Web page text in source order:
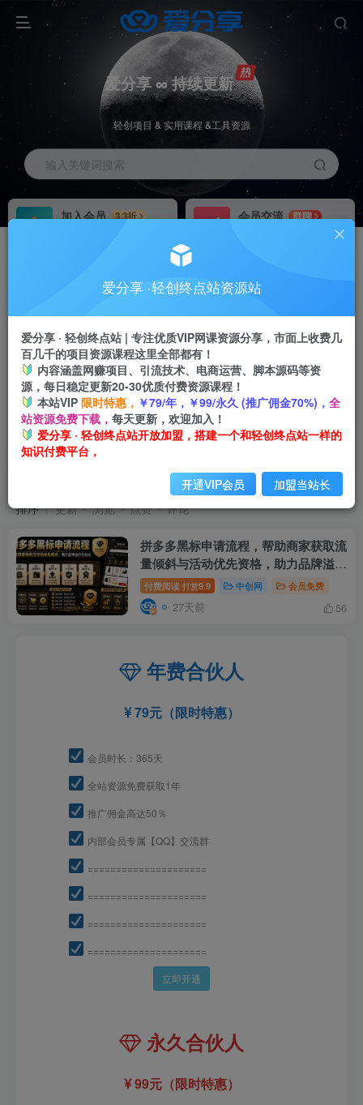
爱分享 ∞ 持续更新
轻创项目 & 实用课程 &工具资源
输入关键词搜索
加入会员
3.3折
会员交流
群聊
推广返佣高达70%
24小时自动赚钱
拼多多黑标申请流程
排序 更新 浏览 点赞 评论
拼多多黑标申请流程，帮助商家获取流
量倾斜与活动优先资格，助力品牌溢价
与转化
付费阅读 打赏9.9 中创网 会员免费
27天前 56
年费合伙人
79元（限时特惠）
会员时长：365天
全站资源免费获取1年
推广佣金高达50％
内部会员专属【QQ】交流群
=====================
=====================
=====================
=====================
立即开通
永久合伙人
99元（限时特惠）
爱分享 ·轻创终点站资源站
爱分享 · 轻创终点站 | 专注优质VIP网课资源分享，市面上收费几
百几千的项目资源课程这里全部都有！
内容涵盖网赚项目、引流技术、电商运营、脚本源码等资
源，每日稳定更新20-30优质付费资源课程！
本站VIP 限时特惠， ￥79/年，￥99/永久 (推广佣金70%)， 全
站资源免费下载， 每天更新，欢迎加入！
爱分享 · 轻创终点站开放加盟，搭建一个和轻创终点站一样的
知识付费平台，
开通VIP会员 加盟当站长